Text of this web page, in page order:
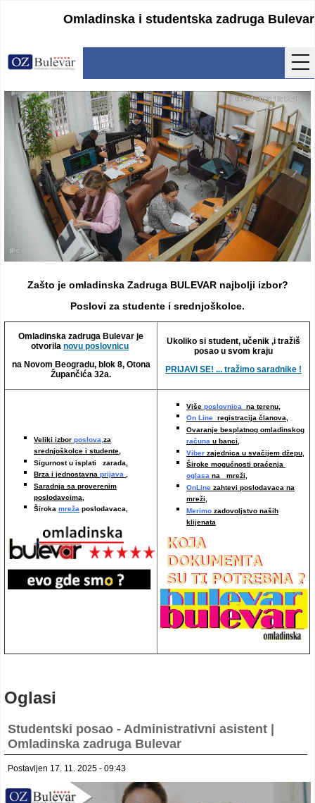
Omladinska i studentska zadruga Bulevar
Početna
Usluge
Uputstva
Cenovnik
Kontakt
Lokacija
Zašto je omladinska Zadruga BULEVAR najbolji izbor?
Poslovi za studente i srednjoškolce.
Omladinska zadruga Bulevar je
otvorila novu poslovnicu
na Novom Beogradu, blok 8, Otona
Župančića 32a.
Ukoliko si student, učenik ,i tražiš
posao u svom kraju
PRIJAVI SE! ... tražimo saradnike !
Veliki izbor poslova,za
srednjoškolce i studente,
Sigurnost u isplati zarada,
Brza i jednostavna prijava ,
Saradnja sa proverenim
poslodavcima,
Široka mreža poslodavaca,
Više poslovnica na terenu,
On Line registracija članova,
Ovaranje besplatnog omladinskog
računa u banci,
Viber zajednica u svačijem džepu,
Široke mogućnosti praćenja
oglasa na mreži,
OnLine zahtevi poslodavaca na
mreži,
Merimo zadovoljstvo naših
klijenata
Oglasi
Studentski posao - Administrativni asistent |
Omladinska zadruga Bulevar
Postavljen 17. 11. 2025 - 09:43